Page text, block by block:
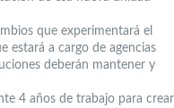
que experimentará el
estará a cargo de agencias
deberán mantener y
4 años de trabajo para crear